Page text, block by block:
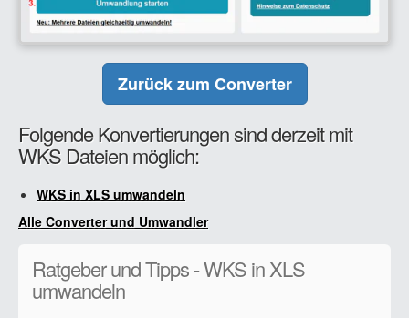
Zurück zum Converter
Folgende Konvertierungen sind derzeit mit
WKS Dateien möglich:
WKS in XLS umwandeln
Alle Converter und Umwandler
Ratgeber und Tipps - WKS in XLS
umwandeln